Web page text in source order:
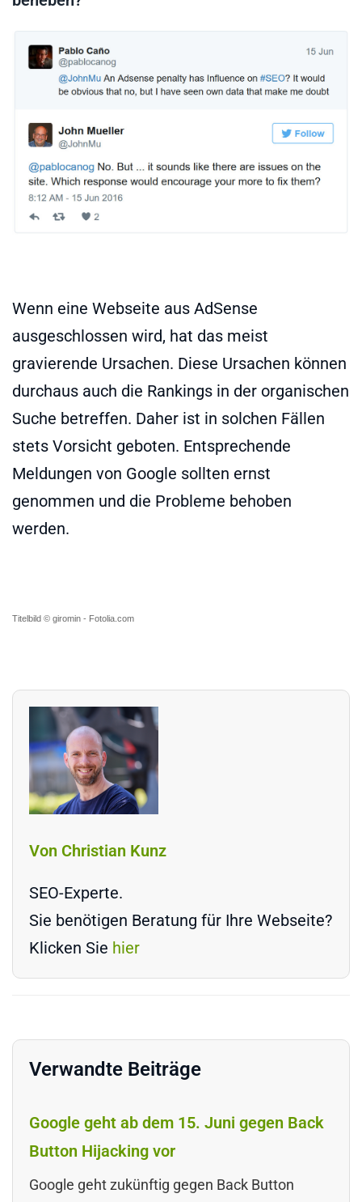
Wenn eine Webseite aus AdSense
ausgeschlossen wird, hat das meist
gravierende Ursachen. Diese Ursachen können
durchaus auch die Rankings in der organischen
Suche betreffen. Daher ist in solchen Fällen
stets Vorsicht geboten. Entsprechende
Meldungen von Google sollten ernst
genommen und die Probleme behoben
werden.
Titelbild © giromin - Fotolia.com
Von Christian Kunz
SEO-Experte.
Sie benötigen Beratung für Ihre Webseite?
Klicken Sie hier
Verwandte Beiträge
Google geht ab dem 15. Juni gegen Back
Button Hijacking vor
Google geht zukünftig gegen Back Button